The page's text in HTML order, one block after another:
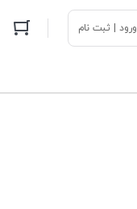
ورود | ثبت نام